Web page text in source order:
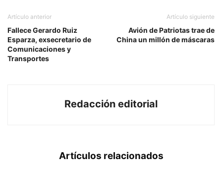
Artículo anterior
Fallece Gerardo Ruiz
Esparza, exsecretario de
Comunicaciones y
Transportes
Artículo siguiente
Avión de Patriotas trae de
China un millón de máscaras
Redacción editorial
Artículos relacionados